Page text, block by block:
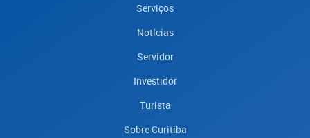
Serviços
Notícias
Servidor
Investidor
Turista
Sobre Curitiba